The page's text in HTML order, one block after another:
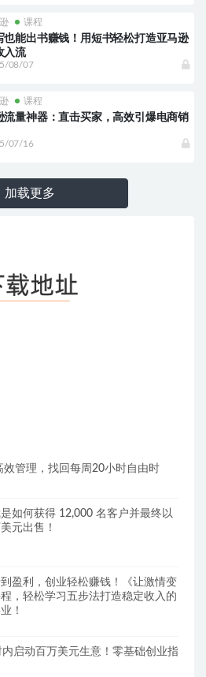
课程
也能出书赚钱！用短书轻松打造亚马逊
入流
08/07
课程
流量神器：直击买家，高效引爆电商销
07/16
加载更多
效管理，找回每周20小时自由时
如何获得 12,000 名客户并最终以
元出售！
盈利，创业轻松赚钱！《让激情变
，轻松学习五步法打造稳定收入的
！
启动百万美元生意！零基础创业指